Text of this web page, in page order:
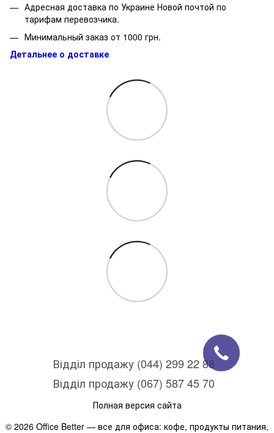
Адресная доставка по Украине Новой почтой по
тарифам перевозчика.
Минимальный заказ от 1000 грн.
Детальнее о доставке
Відділ продажу (044) 299 22 88
Відділ продажу (067) 587 45 70
Полная версия сайта
© 2026 Office Better — все для офиса: кофе, продукты питания,